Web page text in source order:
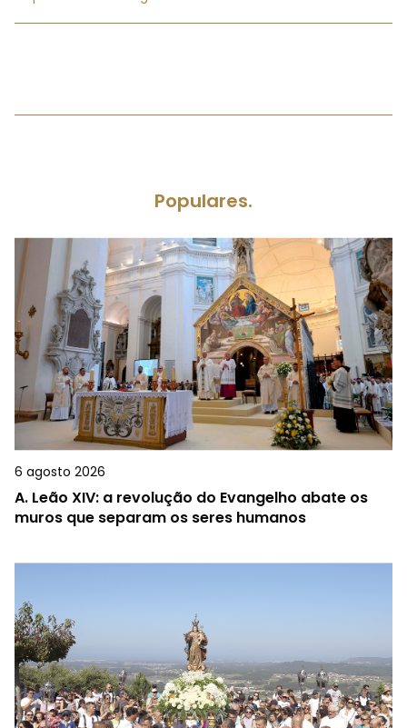
Populares.
6 agosto 2026
A. Leão XIV: a revolução do Evangelho abate os
muros que separam os seres humanos